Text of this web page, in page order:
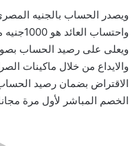
ويصدر الحساب بالجنيه
ويعلى على رصيد الحساب
الخصم المباشر لأول مرة